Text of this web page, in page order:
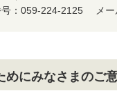
号：059-224-2125 メ
めにみなさまのご